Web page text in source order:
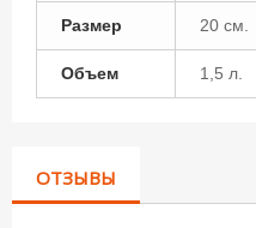
Размер 20 см.
Объем 1,5 л.
ОТЗЫВЫ